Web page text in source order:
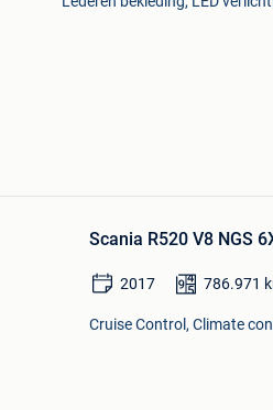
Scania R520 V8 NGS
2017 786.971
Cruise Control, Climate